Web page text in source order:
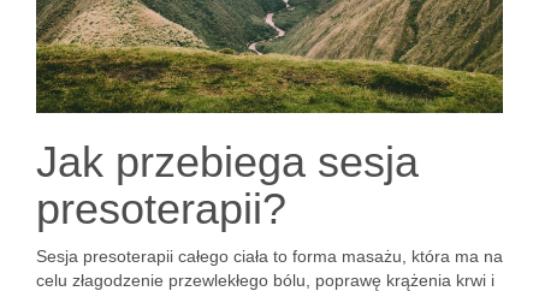
Jak przebiega sesja
presoterapii?
Sesja presoterapii całego ciała to forma masażu, która ma na
celu złagodzenie przewlekłego bólu, poprawę krążenia krwi i